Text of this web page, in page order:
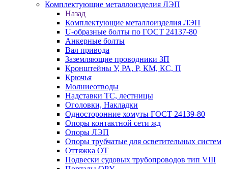
Комплектующие металлоизделия ЛЭП
Назад
Комплектующие металлоизделия ЛЭП
U-образные болты по ГОСТ 24137-80
Анкерные болты
Вал привода
Заземляющие проводники ЗП
Кронштейны У, РА, Р, КМ, КС, П
Крючья
Молниеотводы
Надставки ТС, лестницы
Оголовки, Накладки
Односторонние хомуты ГОСТ 24139-80
Опоры контактной сети жд
Опоры ЛЭП
Опоры трубчатые для осветительных систем
Оттяжка ОТ
Подвески судовых трубопроводов тип VIII